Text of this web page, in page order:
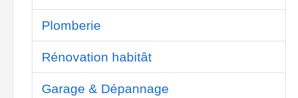
Plomberie
Rénovation habitât
Garage & Dépannage